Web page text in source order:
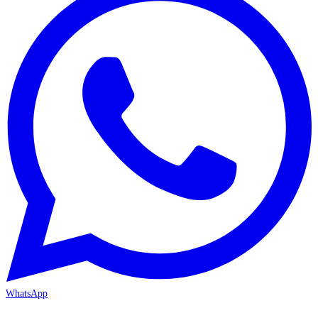
WhatsApp